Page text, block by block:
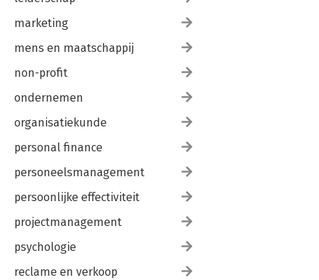
marketing
mens en maatschappij
non-profit
ondernemen
organisatiekunde
personal finance
personeelsmanagement
persoonlijke effectiviteit
projectmanagement
psychologie
reclame en verkoop